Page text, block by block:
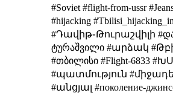
#Soviet #flight-from-ussr
#hijacking
#Դավիթ֊Թուրաշվիլի
ტურაშვილი #արձակ
#თბილისი #Flight-6833
#պատմություն
#անցյալ #поколение-